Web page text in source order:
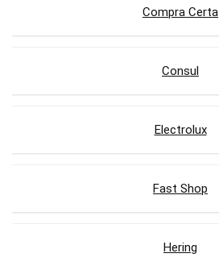
Compra Certa
Consul
Electrolux
Fast Shop
Hering